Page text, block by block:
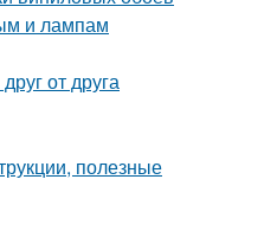
и лампам
от друга
полезные